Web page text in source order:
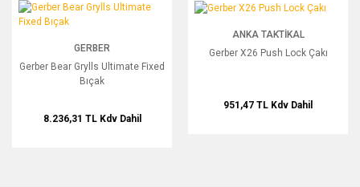
Gerber Bear Grylls Ultimate Fixed Bıçak
GERBER
Gerber Bear Grylls Ultimate Fixed
Bıçak
8.236,31 TL Kdv Dahil
Gerber X26 Push Lock Çakı
ANKA TAKTIKAL
Gerber X26 Push Lock Çakı
951,47 TL Kdv Dahil